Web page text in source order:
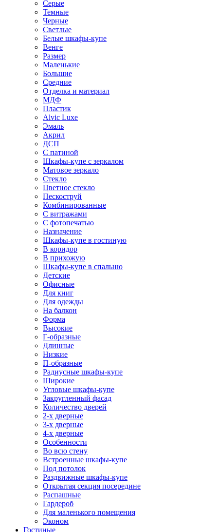
Серые
Темные
Черные
Светлые
Белые шкафы-купе
Венге
Размер
Маленькие
Большие
Средние
Отделка и материал
МДФ
Пластик
Alvic Luxe
Эмаль
Акрил
ДСП
С патиной
Шкафы-купе с зеркалом
Матовое зеркало
Стекло
Цветное стекло
Пескоструй
Комбинированные
С витражами
С фотопечатью
Назначение
Шкафы-купе в гостиную
В коридор
В прихожую
Шкафы-купе в спальню
Детские
Офисные
Для книг
Для одежды
На балкон
Форма
Высокие
Г-образные
Длинные
Низкие
П-образные
Радиусные шкафы-купе
Широкие
Угловые шкафы-купе
Закругленный фасад
Количество дверей
2-х дверные
3-х дверные
4-х дверные
Особенности
Во всю стену
Встроенные шкафы-купе
Под потолок
Раздвижные шкафы-купе
Открытая секция посередине
Распашные
Гардероб
Для маленького помещения
Эконом
Гостиные